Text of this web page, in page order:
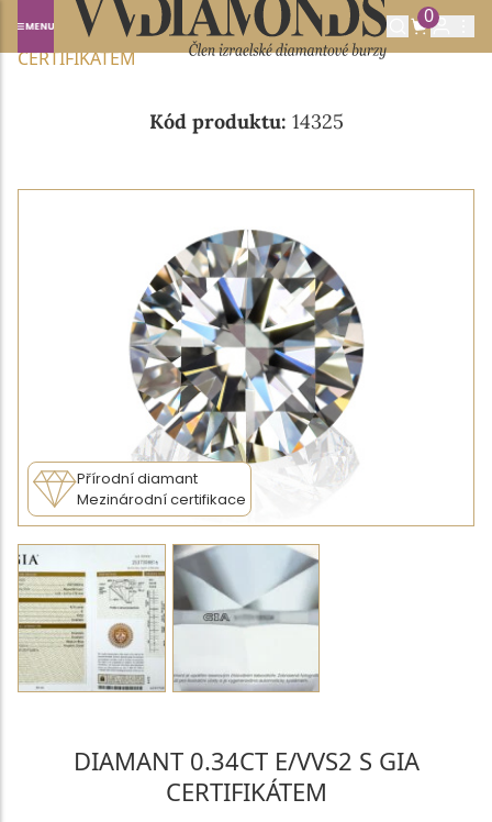
0
Domů NABÍDKA DIAMANTŮ
0.34CT E/VVS2 S GIA
CERTIFIKÁTEM
Kód produktu: 14325
Přírodní diamant
Mezinárodní certifikace
DIAMANT 0.34CT E/VVS2 S GIA
CERTIFIKÁTEM